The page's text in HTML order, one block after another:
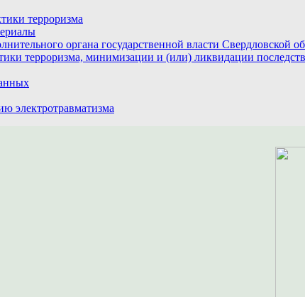
терроризма
органа государственной власти Свердловской
терроризма, минимизации и (или) ликвидации
электротравматизма